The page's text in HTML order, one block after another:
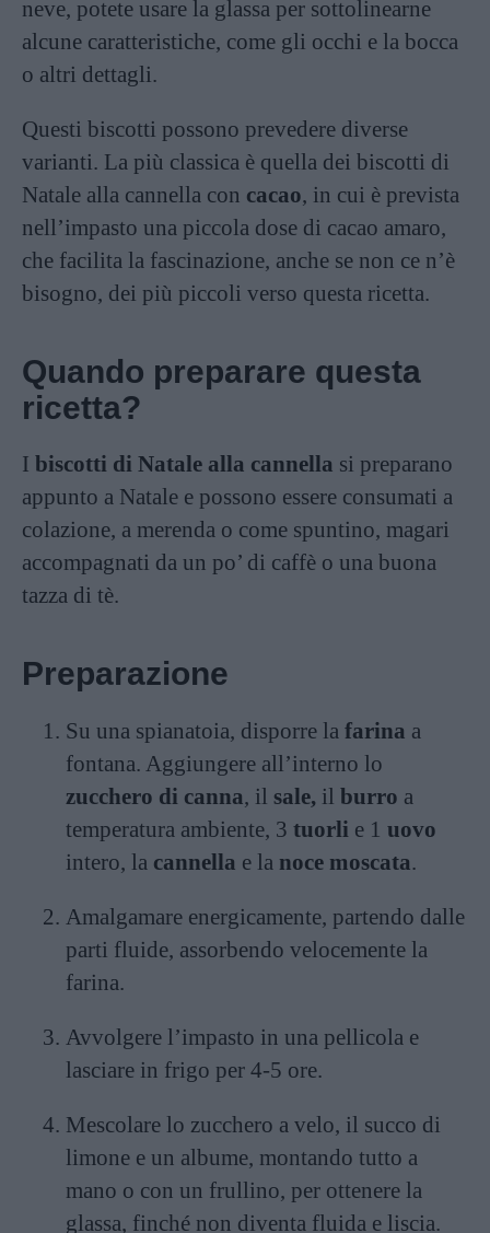
neve, potete usare la glassa per sottolinearne
alcune caratteristiche, come gli occhi e la bocca
o altri dettagli.
Questi biscotti possono prevedere diverse
varianti. La più classica è quella dei biscotti di
Natale alla cannella con cacao, in cui è prevista
nell’impasto una piccola dose di cacao amaro,
che facilita la fascinazione, anche se non ce n’è
bisogno, dei più piccoli verso questa ricetta.
Quando preparare questa
ricetta?
I biscotti di Natale alla cannella si preparano
appunto a Natale e possono essere consumati a
colazione, a merenda o come spuntino, magari
accompagnati da un po’ di caffè o una buona
tazza di tè.
Preparazione
Su una spianatoia, disporre la farina a
fontana. Aggiungere all’interno lo
zucchero di canna, il sale, il burro a
temperatura ambiente, 3 tuorli e 1 uovo
intero, la cannella e la noce moscata.
Amalgamare energicamente, partendo dalle
parti fluide, assorbendo velocemente la
farina.
Avvolgere l’impasto in una pellicola e
lasciare in frigo per 4-5 ore.
Mescolare lo zucchero a velo, il succo di
limone e un albume, montando tutto a
mano o con un frullino, per ottenere la
glassa, finché non diventa fluida e liscia.